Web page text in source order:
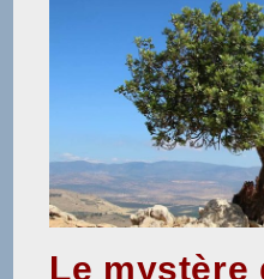
Le mystère